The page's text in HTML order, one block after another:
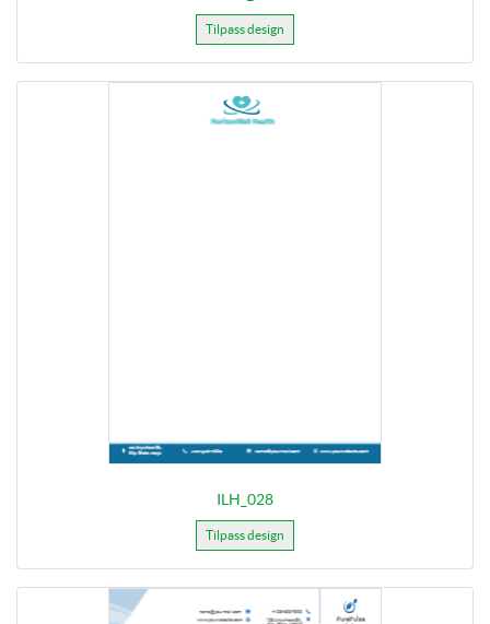
Tilpass design
ILH_028
Tilpass design